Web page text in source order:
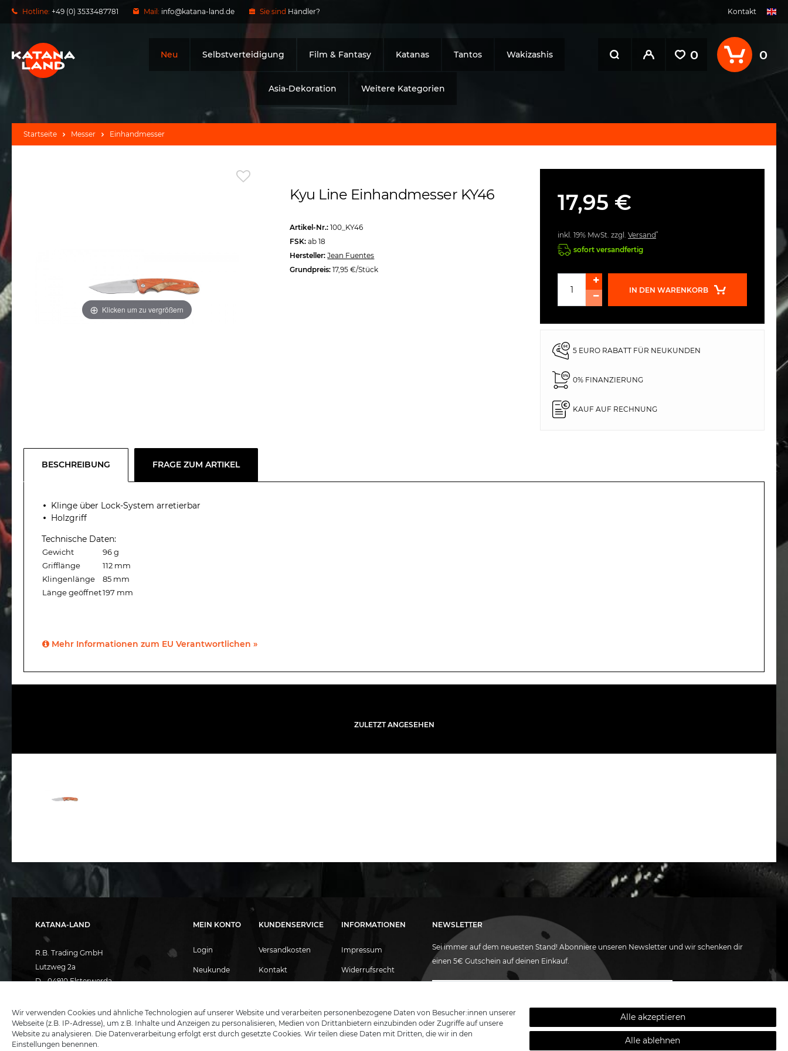
Hotline: +49 (0) 3533487781 Mail: info@katana-land.de Sie sind Händler? Kontakt
Neu Selbstverteidigung Film & Fantasy Katanas Tantos Wakizashis
Asia-Dekoration Weitere Kategorien
0 0
Startseite Messer Einhandmesser
Klicken um zu vergrößern
Kyu Line Einhandmesser KY46
Artikel-Nr.: 100_KY46
FSK: ab 18
Hersteller: Jean Fuentes
Grundpreis: 17,95 €/Stück
17,95 €
inkl. 19% MwSt. zzgl. Versand*
sofort versandfertig
IN DEN WARENKORB
5 EURO RABATT FÜR NEUKUNDEN
0% FINANZIERUNG
KAUF AUF RECHNUNG
BESCHREIBUNG FRAGE ZUM ARTIKEL
Klinge über Lock-System arretierbar
Holzgriff
Technische Daten:
Gewicht
96 g
Grifflänge
112 mm
Klingenlänge
85 mm
Länge geöffnet197 mm
Mehr Informationen zum EU Verantwortlichen »
ZULETZT ANGESEHEN
MEIN KONTO
Login
Neukunde
Merkliste
KUNDENSERVICE
Versandkosten
Kontakt
Blog
Fudoshin Katanas
INFORMATIONEN
Impressum
Widerrufsrecht
AGB
Sie sind Händler?
NEWSLETTER
Sei immer auf dem neuesten Stand! Abonniere unseren Newsletter und wir schenken dir
einen 5€ Gutschein auf deinen Einkauf.
Hiermit bestätige ich, dass ich die
gelesen habe. Meine Einwilligung kann ich
jederzeit widerrufen.
KATANA-LAND
R.B. Trading GmbH
Lutzweg 2a
D - 04910 Elsterwerda
Technik: +49 (0) 3533487440
Mail: info@katana-land.de
Wir verwenden Cookies und ähnliche Technologien auf unserer Website und verarbeiten personenbezogene Daten von Besucher:innen unserer
Webseite (z.B. IP-Adresse), um z.B. Inhalte und Anzeigen zu personalisieren, Medien von Drittanbietern einzubinden oder Zugriffe auf unsere
Website zu analysieren. Die Datenverarbeitung erfolgt erst durch gesetzte Cookies. Wir teilen diese Daten mit Dritten, die wir in den
Einstellungen benennen.
Alle akzeptieren
Alle ablehnen